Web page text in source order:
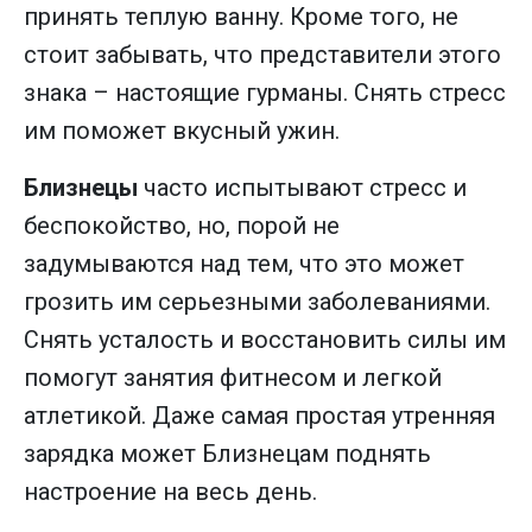
принять теплую ванну. Кроме того, не
стоит забывать, что представители этого
знака – настоящие гурманы. Снять стресс
им поможет вкусный ужин.
Близнецы часто испытывают стресс и
беспокойство, но, порой не
задумываются над тем, что это может
грозить им серьезными заболеваниями.
Снять усталость и восстановить силы им
помогут занятия фитнесом и легкой
атлетикой. Даже самая простая утренняя
зарядка может Близнецам поднять
настроение на весь день.